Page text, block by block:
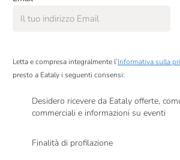
Letta e compresa integralmente l’Informativa sulla
presto a Eataly i seguenti consensi:
Desidero ricevere da Eataly offerte,
commerciali e informazioni su eventi
Finalità di profilazione